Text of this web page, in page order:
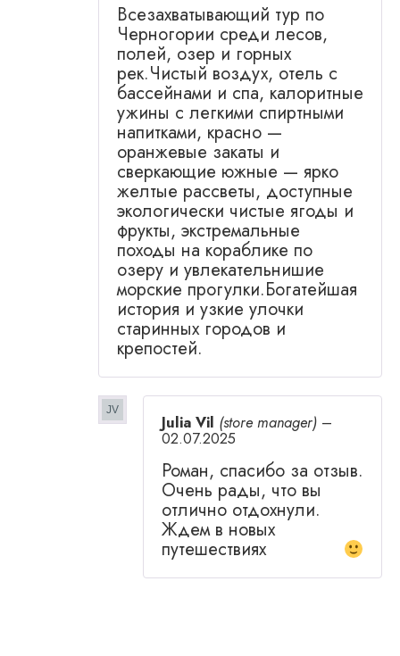
Оценка
из 5
Всезахватывающий тур по
Черногории среди лесов,
полей, озер и горных
рек.Чистый воздух, отель с
бассейнами и спа, калоритные
ужины с легкими спиртными
напитками, красно —
оранжевые закаты и
сверкающие южные — ярко
желтые рассветы, доступные
экологически чистые ягоды и
фрукты, экстремальные
походы на кораблике по
озеру и увлекательнишие
морские прогулки.Богатейшая
история и узкие улочки
старинных городов и
крепостей.
Julia Vil (store manager) –
02.07.2025
Роман, спасибо за отзыв.
Очень рады, что вы
отлично отдохнули.
Ждем в новых
путешествиях